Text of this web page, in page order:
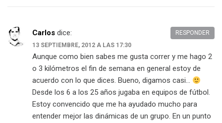
Carlos dice:
13 SEPTIEMBRE, 2012 A LAS 17:30
Aunque como bien sabes me gusta correr y me hago 2
o 3 kilómetros el fin de semana en general estoy de
acuerdo con lo que dices. Bueno, digamos casi…
Desde los 6 a los 25 años jugaba en equipos de fútbol.
Estoy convencido que me ha ayudado mucho para
entender mejor las dinámicas de un grupo. En un punto
RESPONDER